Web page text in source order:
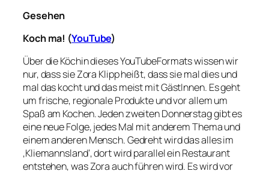
Gesehen
Koch ma! (YouTube)
Über die Köchin dieses YouTubeFormats wissen wir
nur, dass sie Zora Klipp heißt, dass sie mal dies und
mal das kocht und das meist mit GästInnen. Es geht
um frische, regionale Produkte und vor allem um
Spaß am Kochen. Jeden zweiten Donnerstag gibt es
eine neue Folge, jedes Mal mit anderem Thema und
einem anderen Mensch. Gedreht wird das alles im
‚Kliemannsland‘, dort wird parallel ein Restaurant
entstehen, was Zora auch führen wird. Es wird vor